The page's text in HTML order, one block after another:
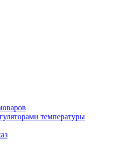
температуры